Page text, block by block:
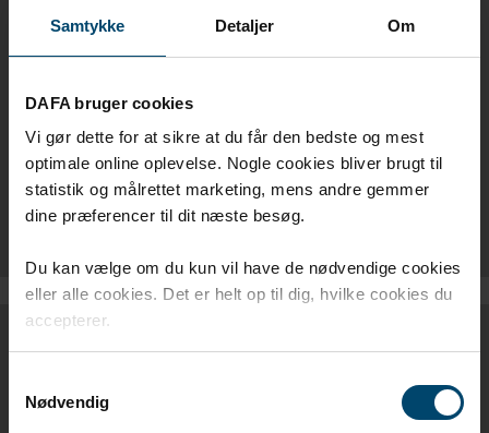
Samtykke Detaljer Om
DAFA bruger cookies
Vi gør dette for at sikre at du får den bedste og mest
optimale online oplevelse. Nogle cookies bliver brugt til
statistik og målrettet marketing, mens andre gemmer
dine præferencer til dit næste besøg.
Du kan vælge om du kun vil have de nødvendige cookies
eller alle cookies. Det er helt op til dig, hvilke cookies du
accepterer.
Nødvendig
DAFA EPDM GUMMIDUKER - NO
DAFA EPDM-LIM - NO
DAFA FUGEBÅND - NO
DAFA EPDM PRODUKTER - NO
PRODUKTKATALOG